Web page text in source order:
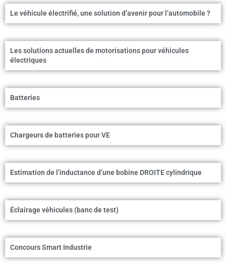
Le véhicule électrifié, une solution d’avenir pour l’automobile ?
Les solutions actuelles de motorisations pour véhicules
électriques
Batteries
Chargeurs de batteries pour VE
Estimation de l’inductance d’une bobine DROITE cylindrique
Éclairage véhicules (banc de test)
Concours Smart Industrie